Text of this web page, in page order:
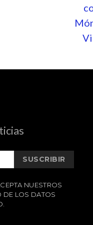
SUSCRIBIR
NUESTROS
DE LOS DATOS